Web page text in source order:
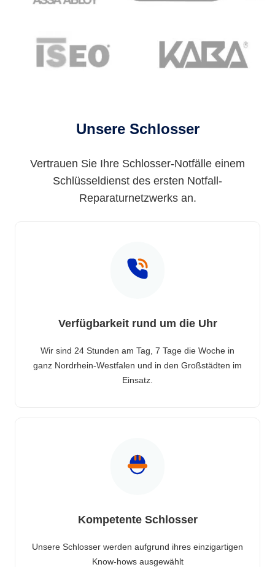
Unsere Schlosser
Vertrauen Sie Ihre Schlosser-Notfälle einem
Schlüsseldienst des ersten Notfall-
Reparaturnetzwerks an.
Verfügbarkeit rund um die Uhr
Wir sind 24 Stunden am Tag, 7 Tage die Woche in
ganz Nordrhein-Westfalen und in den Großstädten im
Einsatz.
Kompetente Schlosser
Unsere Schlosser werden aufgrund ihres einzigartigen
Know-hows ausgewählt